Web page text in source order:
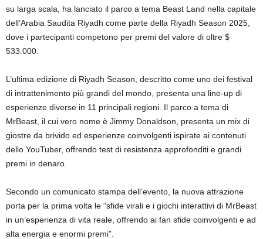
su larga scala, ha lanciato il parco a tema Beast Land nella capitale
dell’Arabia Saudita Riyadh come parte della Riyadh Season 2025,
dove i partecipanti competono per premi del valore di oltre $
533.000.
L’ultima edizione di Riyadh Season, descritto come uno dei festival
di intrattenimento più grandi del mondo, presenta una line-up di
esperienze diverse in 11 principali regioni. Il parco a tema di
MrBeast, il cui vero nome è Jimmy Donaldson, presenta un mix di
giostre da brivido ed esperienze coinvolgenti ispirate ai contenuti
dello YouTuber, offrendo test di resistenza approfonditi e grandi
premi in denaro.
Secondo un comunicato stampa dell’evento, la nuova attrazione
porta per la prima volta le “sfide virali e i giochi interattivi di MrBeast
in un’esperienza di vita reale, offrendo ai fan sfide coinvolgenti e ad
alta energia e enormi premi”.